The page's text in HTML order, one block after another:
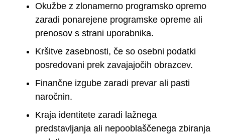
Okužbe z zlonamerno programsko opremo
zaradi ponarejene programske opreme ali
prenosov s strani uporabnika.
Kršitve zasebnosti, če so osebni podatki
posredovani prek zavajajočih obrazcev.
Finančne izgube zaradi prevar ali pasti
naročnin.
Kraja identitete zaradi lažnega
predstavljanja ali nepooblaščenega zbiranja